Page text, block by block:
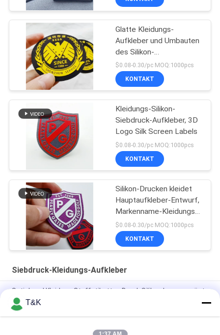
Glatte Kleidungs-
Aufkleber und Umbauten
des Silikon-
Wärmeübertragungs-
Druck-3d
kundenspezifisch
$0.08-0.30/pc MOQ:1000pcs
KONTAKT
Kleidungs-Silikon-
Siebdruck-Aufkleber, 3D
Logo Silk Screen Labels
$0.08-0.30/pc MOQ:1000pcs
KONTAKT
Silikon-Drucken kleidet
Hauptaufkleber-Entwurf,
Markenname-Kleidungs-
Kleideraufkleber
$0.08-0.30/pc MOQ:1000pcs
KONTAKT
Siebdruck-Kleidungs-Aufkleber
Satinband Kleidung Stoffetiketten Druck Silikon Logo geprägt
SILIKON-Siebdruck-Kleidungs-Aufkleber der Gehrungsfugen-
Falten-3D Gummi
T&K